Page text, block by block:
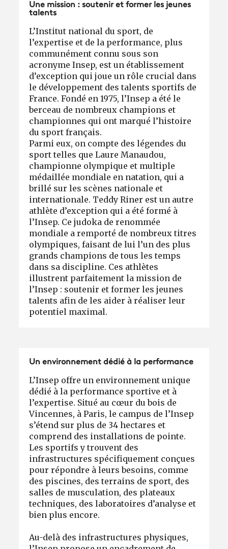
Une mission : soutenir et former les jeunes
talents
L’Institut national du sport, de
l’expertise et de la performance, plus
communément connu sous son
acronyme Insep, est un établissement
d’exception qui joue un rôle crucial dans
le développement des talents sportifs de
France. Fondé en 1975, l’Insep a été le
berceau de nombreux champions et
championnes qui ont marqué l’histoire
du sport français.
Parmi eux, on compte des légendes du
sport telles que Laure Manaudou,
championne olympique et multiple
médaillée mondiale en natation, qui a
brillé sur les scènes nationale et
internationale. Teddy Riner est un autre
athlète d’exception qui a été formé à
l’Insep. Ce judoka de renommée
mondiale a remporté de nombreux titres
olympiques, faisant de lui l’un des plus
grands champions de tous les temps
dans sa discipline. Ces athlètes
illustrent parfaitement la mission de
l’Insep : soutenir et former les jeunes
talents afin de les aider à réaliser leur
potentiel maximal.
Un environnement dédié à la performance
L’Insep offre un environnement unique
dédié à la performance sportive et à
l’expertise. Situé au cœur du bois de
Vincennes, à Paris, le campus de l’Insep
s’étend sur plus de 34 hectares et
comprend des installations de pointe.
Les sportifs y trouvent des
infrastructures spécifiquement conçues
pour répondre à leurs besoins, comme
des piscines, des terrains de sport, des
salles de musculation, des plateaux
techniques, des laboratoires d’analyse et
bien plus encore.
Au-delà des infrastructures physiques,